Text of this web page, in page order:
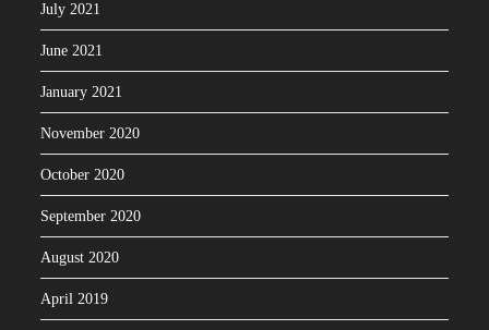
July 2021
June 2021
January 2021
November 2020
October 2020
September 2020
August 2020
April 2019